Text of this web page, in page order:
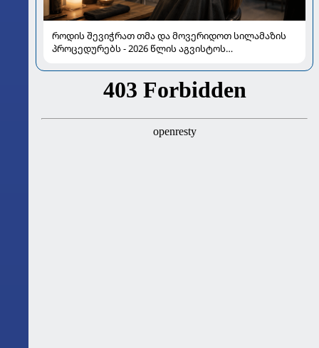
როდის შევიჭრათ თმა და მოვერიდოთ სილამაზის
პროცედურებს - 2026 წლის აგვისტოს